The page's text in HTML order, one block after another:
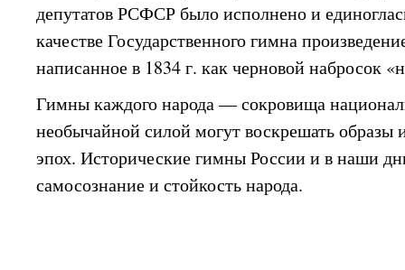
депутатов РСФСР было исполнено и
качестве Государственного гимна
написанное в 1834 г. как черновой набросок
Гимны каждого народа — сокровища
необычайной силой могут воскрешать образы
эпох. Исторические гимны России и в наши
самосознание и стойкость народа.